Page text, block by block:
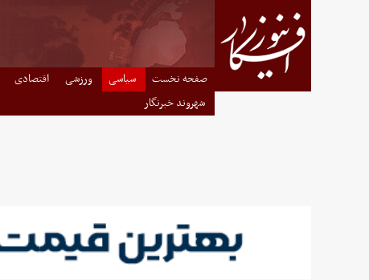
صفحه نخست سیاسی ورزشی اقتصادی
شهروند خبرنگار